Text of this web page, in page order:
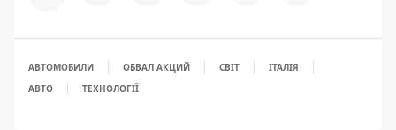
АВТОМОБИЛИ ОБВАЛ АКЦИЙ СВІТ
ІТАЛІЯ
АВТО
ТЕХНОЛОГІЇ